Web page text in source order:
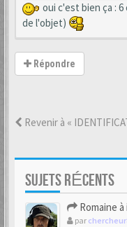
oui c'est bien ça :
de l'objet)
Répondre
Revenir à «
SUJETS RÉCENTS
Romaine
par